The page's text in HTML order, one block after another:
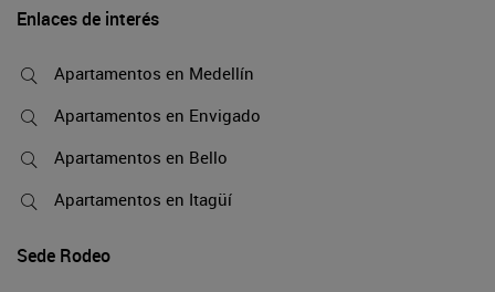
Enlaces de interés
Apartamentos en Medellín
Apartamentos en Envigado
Apartamentos en Bello
Apartamentos en Itagüí
Sede Rodeo